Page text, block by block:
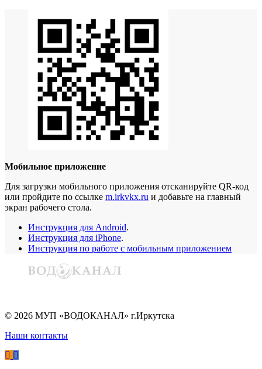
Мобильное приложение
Для загрузки мобильного приложения отсканируйте QR-код
или пройдите по ссылке m.irkvkx.ru и добавьте на главный
экран рабочего стола.
Инструкция для Android.
Инструкция для iPhone.
Инструкция по работе с мобильным приложением
© 2026 МУП «ВОДОКАНАЛ» г.Иркутска
Наши контакты